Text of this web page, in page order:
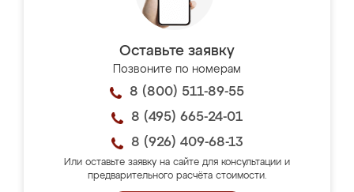
Оставьте заявку
Позвоните по номерам
8 (800) 511-89-55
8 (495) 665-24-01
8 (926) 409-68-13
Или оставьте заявку на сайте для консультации и
предварительного расчёта стоимости.